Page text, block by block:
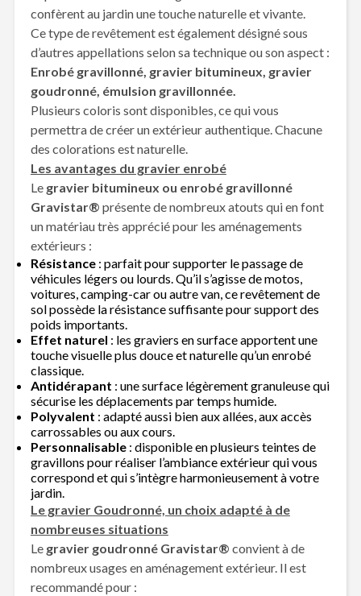
confèrent au jardin une touche naturelle et vivante.
Ce type de revêtement est également désigné sous
d’autres appellations selon sa technique ou son aspect :
Enrobé gravillonné, gravier bitumineux, gravier
goudronné, émulsion gravillonnée.
Plusieurs coloris sont disponibles, ce qui vous
permettra de créer un extérieur authentique. Chacune
des colorations est naturelle.
Les avantages du gravier enrobé
Le gravier bitumineux ou enrobé gravillonné
Gravistar® présente de nombreux atouts qui en font
un matériau très apprécié pour les aménagements
extérieurs :
Résistance: parfait pour supporter le passage de
véhicules légers ou lourds. Qu’il s’agisse de motos,
voitures, camping-car ou autre van, ce revêtement de
sol possède la résistance suffisante pour support des
poids importants.
Effet naturel : les graviers en surface apportent une
touche visuelle plus douce et naturelle qu’un enrobé
classique.
Antidérapant : une surface légèrement granuleuse qui
sécurise les déplacements par temps humide.
Polyvalent : adapté aussi bien aux allées, aux accès
carrossables ou aux cours.
Personnalisable: disponible en plusieurs teintes de
gravillons pour réaliser l’ambiance extérieur qui vous
correspond et qui s’intègre harmonieusement à votre
jardin.
Le gravier Goudronné, un choix adapté à de
nombreuses situations
Le gravier goudronné Gravistar® convient à de
nombreux usages en aménagement extérieur. Il est
recommandé pour :